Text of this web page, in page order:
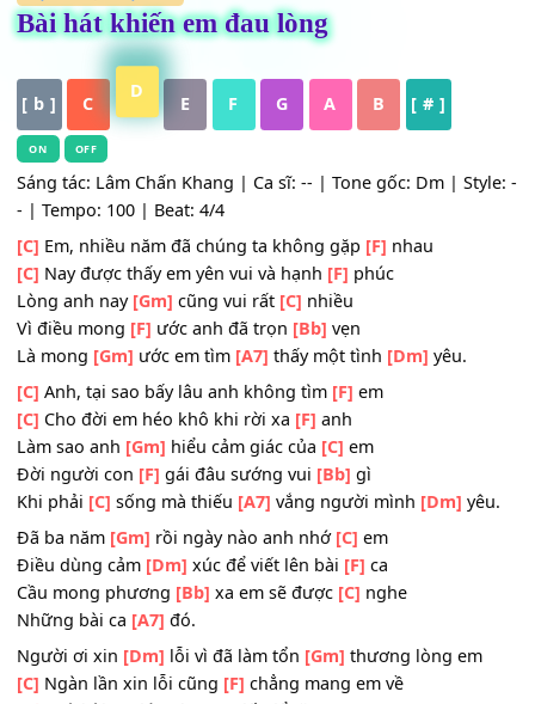
,Nhạc Trẻ
Bài hát khiến em đau lòng
[ b ] C E F A B [ # ]
ON
Sáng tác: Lâm Chấn Khang | Ca sĩ: -- | Tone gốc: Dm |
- | Tempo: 100 | Beat: 4/4
[C]Em, nhiều năm đã chúng ta không gặp
[C]Nay được thấy em yên vui và hạnh[F] phúc
Lòng anh nay[Gm]cũng vui rất[C]nhiều
Vì điều mong[F]ước anh đã trọn[Bb]
Là mong[Gm]ước em tìm[A7]thấy một tình
[C] Anh, tại sao bấy lâu anh không tìm [F]em
[C] Cho đời em héo khô khi rời xa[F]
Làm sao anh[Gm]hiểu cảm giác của[C]em
Đời người con[F]gái đâu sướng vui[Bb]gì
Khi phải[C]sống mà thiếu
Đã ba năm [Gm] rồi ngày nào anh nhớ[C]em
Điều dùng cảm[Dm]xúc để viết lên bài[F]